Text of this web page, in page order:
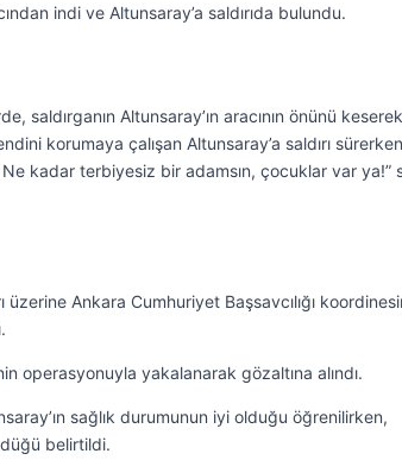
indi ve Altunsaray’a saldırıda bulundu.
saldırganın Altunsaray’ın aracının önünü keserek
korumaya çalışan Altunsaray’a saldırı
kadar terbiyesiz bir adamsın, çocuklar var ya!”
Ankara Cumhuriyet Başsavcılığı
operasyonuyla yakalanarak gözaltına alındı.
sağlık durumunun iyi olduğu öğrenilirken,
belirtildi.